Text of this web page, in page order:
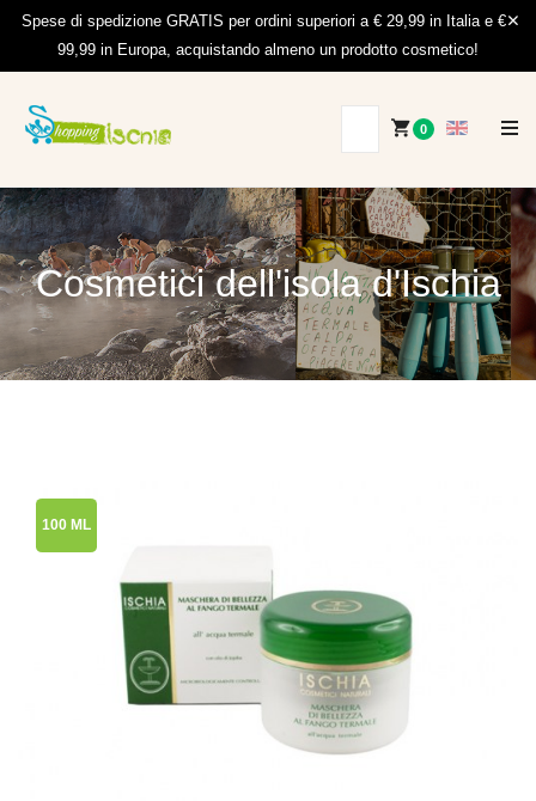
Spese di spedizione GRATIS per ordini superiori a € 29,99 in Italia e €
99,99 in Europa, acquistando almeno un prodotto cosmetico!
0
Cosmetici dell'isola d'Ischia
100 ML